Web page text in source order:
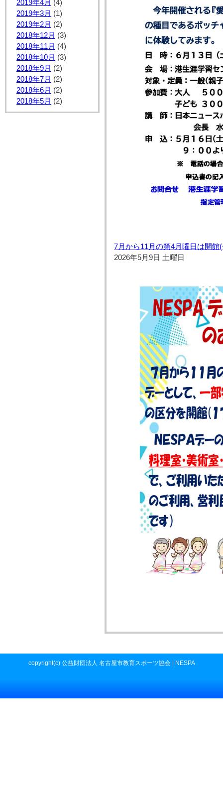
2019年4月 (4)
2019年3月 (1)
2019年2月 (2)
2018年12月 (3)
2018年11月 (4)
2018年10月 (3)
2018年9月 (2)
2018年7月 (2)
2018年6月 (2)
2018年5月 (2)
7月から11月の第4月曜日は開館
2026年5月9日 土曜日
copyright(c) 公益財団法人 名古屋市教育スポーツ協会 | NESPA